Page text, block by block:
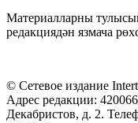
Материалларны
редакциядән язмача
© Сетевое издание
Адрес редакции:
Декабристов, д. 2.